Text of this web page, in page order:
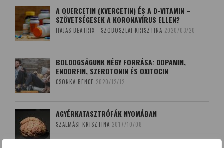
A QUERCETIN (KVERCETIN) ÉS A D-VITAMIN –
SZÖVETSÉGESEK A KORONAVÍRUS ELLEN?
HAJAS BEATRIX - SZOBOSZLAI KRISZTINA 2020/03/20
BOLDOGSÁGUNK NÉGY FORRÁSA: DOPAMIN,
ENDORFIN, SZEROTONIN ÉS OXITOCIN
CSONKA BENCE 2020/12/12
AGYÉRKATASZTRÓFÁK NYOMÁBAN
SZALMÁSI KRISZTINA 2017/10/08